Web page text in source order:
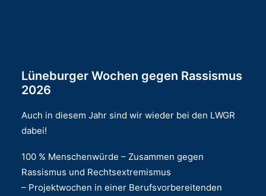
Lüneburger Wochen gegen Rassismus
2026
Auch in diesem Jahr sind wir wieder bei den LWGR
dabei!
100 % Menschenwürde – Zusammen gegen
Rassismus und Rechtsextremismus
– Projektwochen in einer Berufsvorbereitenden